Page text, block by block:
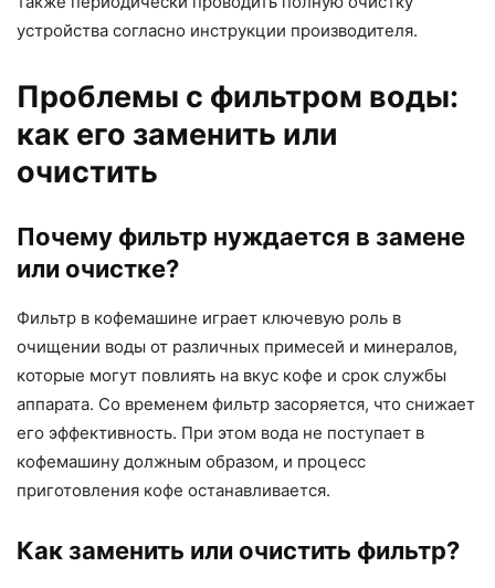
устройства согласно инструкции производителя.
Проблемы с фильтром воды:
как его заменить или
очистить
Почему фильтр нуждается в замене
или очистке?
Фильтр в кофемашине играет ключевую роль в
очищении воды от различных примесей и минералов,
которые могут повлиять на вкус кофе и срок службы
аппарата. Со временем фильтр засоряется, что снижает
его эффективность. При этом вода не поступает в
кофемашину должным образом, и процесс
приготовления кофе останавливается.
Как заменить или очистить фильтр?